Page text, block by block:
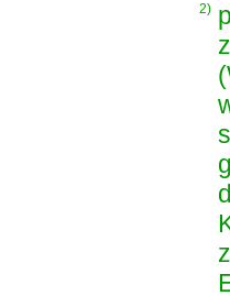
2)